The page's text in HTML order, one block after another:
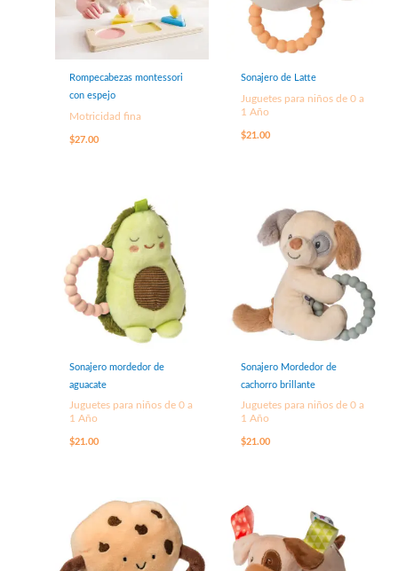
Rompecabezas montessori
con espejo
Motricidad fina
$27.00
Sonajero de Latte
Juguetes para niños de 0 a
1 Año
$21.00
Sonajero mordedor de
aguacate
Juguetes para niños de 0 a
1 Año
$21.00
Sonajero Mordedor de
cachorro brillante
Juguetes para niños de 0 a
1 Año
$21.00